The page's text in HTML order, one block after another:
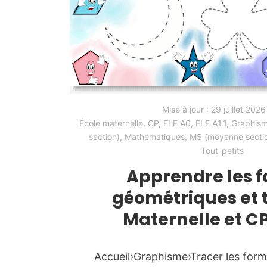
Mise à jour : 29 juillet 2026
École maternelle, CP, FLE A0, FLE A1.1,
section), Mathématiques, MS (moyenne
Tout-petits
Apprendre les
géométriques et
Maternelle et
Accueil›Graphisme›Tracer les